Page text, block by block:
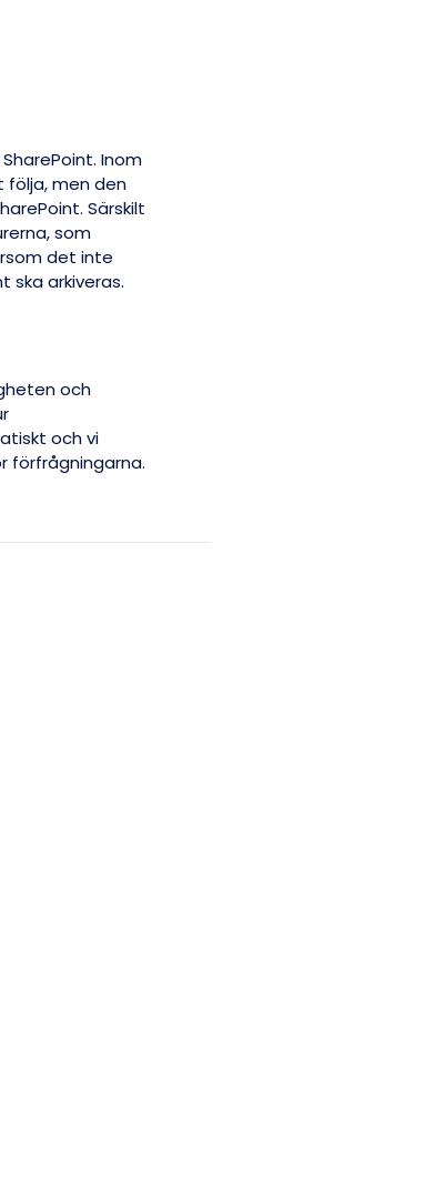
Inom
men den
Särskilt
som
det inte
ska arkiveras.
och
och vi
förfrågningarna.